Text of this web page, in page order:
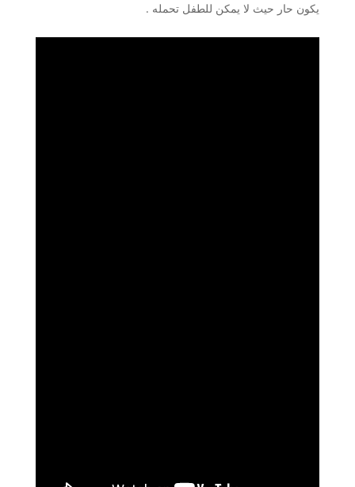
يكون حار حيث لا يمكن للطفل تحمله .